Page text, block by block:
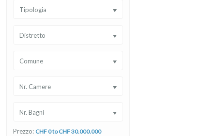
Tipologia
Distretto
Comune
Nr. Camere
Nr. Bagni
Prezzo: CHF 0 to CHF 30.000.000